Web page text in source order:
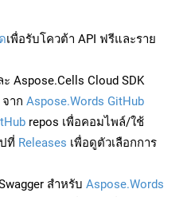
เพื่อรับโควต้า API ฟรีและราย
Aspose.Cells Cloud SDK
าก Aspose.Words GitHub
repos เพื่อคอมไพล์/ใช้
ที่ Releases เพื่อดูตัวเลือกการ
สำหรับ Aspose.Words